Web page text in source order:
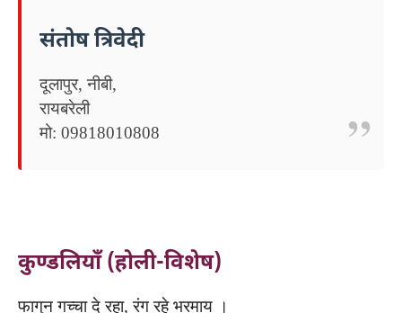
संतोष त्रिवेदी
दूलापुर, नीबी,
रायबरेली
मो: 09818010808
कुण्डलियाँ (होली-विशेष)
फागुन गच्चा दे रहा, रंग रहे भरमाय ।